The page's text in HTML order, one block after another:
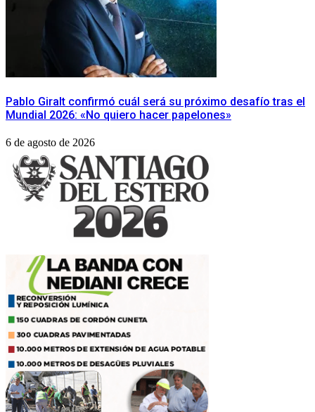
Pablo Giralt confirmó cuál será su próximo desafío tras el
Mundial 2026: «No quiero hacer papelones»
6 de agosto de 2026